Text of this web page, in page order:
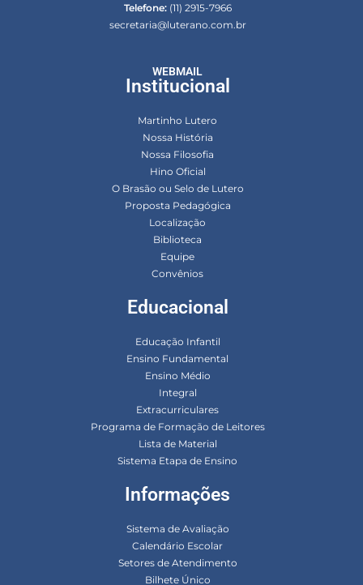
Telefone:(11) 2915-7966
secretaria@luterano.com.br
WEBMAIL
Institucional
Martinho Lutero
Nossa História
Nossa Filosofia
Hino Oficial
O Brasão ou Selo de Lutero
Proposta Pedagógica
Localização
Biblioteca
Equipe
Convênios
Educacional
Educação Infantil
Ensino Fundamental
Ensino Médio
Integral
Extracurriculares
Programa de Formação de Leitores
Lista de Material
Sistema Etapa de Ensino
Informações
Sistema de Avaliação
Calendário Escolar
Setores de Atendimento
Bilhete Único